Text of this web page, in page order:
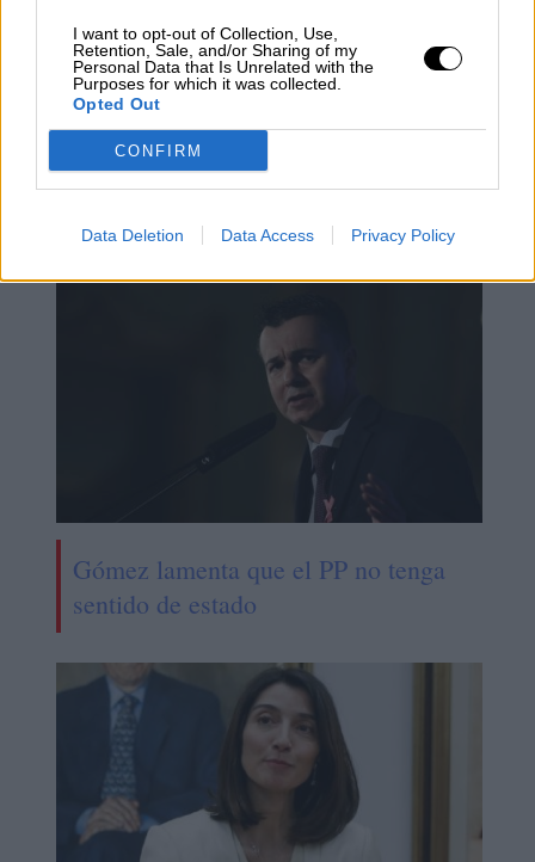
I want to opt-out of Collection, Use,
Retention, Sale, and/or Sharing of my
Personal Data that Is Unrelated with the
Purposes for which it was collected.
Opted Out
CONFIRM
Data Deletion Data Access Privacy Policy
El Gobierno de coalición acuerda sus
terceros presupuestos que se vuelcan
Gómez lamenta que el PP no tenga
sentido de estado